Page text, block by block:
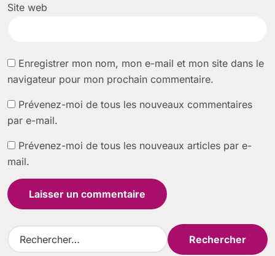
Site web
Enregistrer mon nom, mon e-mail et mon site dans le
navigateur pour mon prochain commentaire.
Prévenez-moi de tous les nouveaux commentaires
par e-mail.
Prévenez-moi de tous les nouveaux articles par e-
mail.
R
e